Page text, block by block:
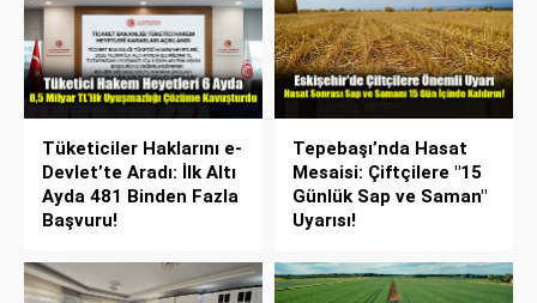
Tüketiciler Haklarını e-
Devlet’te Aradı: İlk Altı
Ayda 481 Binden Fazla
Başvuru!
Tepebaşı’nda Hasat
Mesaisi: Çiftçilere "15
Günlük Sap ve Saman"
Uyarısı!